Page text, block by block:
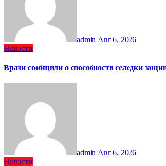
admin Авг 6, 2026
Новости
Врачи сообщили о способности селедки
admin Авг 6, 2026
Новости